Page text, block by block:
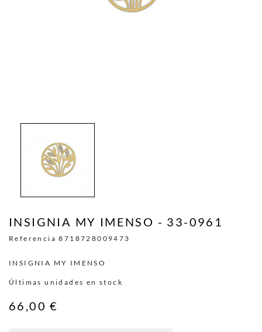
INSIGNIA MY IMENSO - 33-0961
Referencia 8718728009473
INSIGNIA MY IMENSO
Últimas unidades en stock
66,00 €